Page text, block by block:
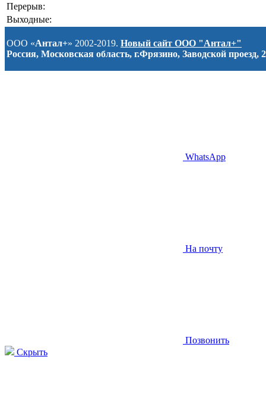
Перерыв:
Выходные:
ООО «Антал+» 2002-2019. Новый сайт ООО "Антал+"
Россия, Московская область, г.Фрязино, Заводской проезд, 2
WhatsApp
На почту
Позвонить
Скрыть